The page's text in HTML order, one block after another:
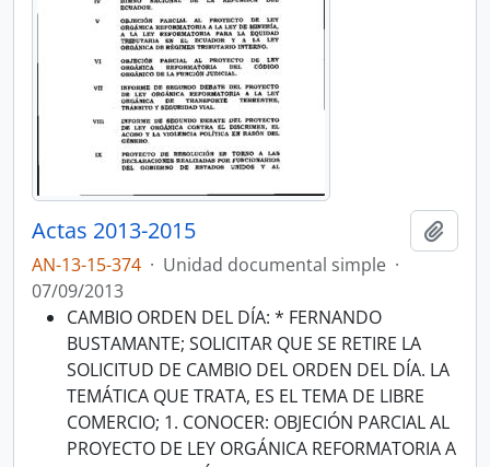
Actas 2013-2015
AN-13-15-374 · Unidad documental simple ·
07/09/2013
CAMBIO ORDEN DEL DÍA: * FERNANDO
BUSTAMANTE; SOLICITAR QUE SE RETIRE LA
SOLICITUD DE CAMBIO DEL ORDEN DEL DÍA. LA
TEMÁTICA QUE TRATA, ES EL TEMA DE LIBRE
COMERCIO; 1. CONOCER: OBJECIÓN PARCIAL AL
PROYECTO DE LEY ORGÁNICA REFORMATORIA A